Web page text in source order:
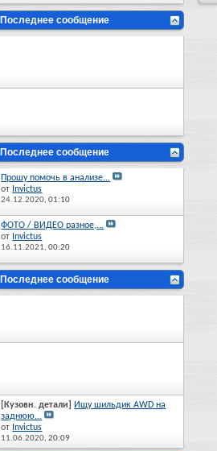
Последнее сообщение
Последнее сообщение
Прошу помочь в анализе...
от Invictus
24.12.2020,01:10
ФОТО / ВИДЕО разное,...
от Invictus
16.11.2021,00:20
Последнее сообщение
[Кузовн. детали] Ищу шильдик AWD на
заднюю...
от Invictus
11.06.2020,20:09